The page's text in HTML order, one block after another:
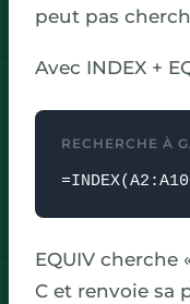
peut pas
Avec INDEX +
RECHERCHE À
EQUIV cherche
C et renvoie sa